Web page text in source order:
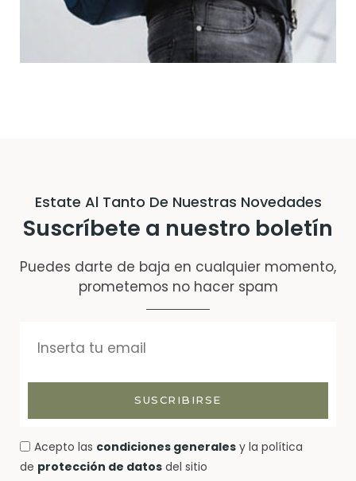
Estate Al Tanto De Nuestras Novedades
Suscríbete a nuestro boletín
Puedes darte de baja en cualquier momento,
prometemos no hacer spam
SUSCRIBIRSE
Acepto las condiciones generales y la política
de protección de datos del sitio